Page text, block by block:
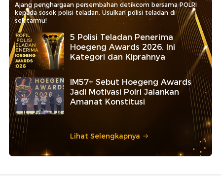
Ajang penghargaan persembahan detikcom bersama POLRI
kepada sosok polisi teladan. Usulkan polisi teladan di
sekitarmu!
5 Polisi Teladan Penerima
Hoegeng Awards 2026, Ini
Kategori dan Kiprahnya
IM57+ Sebut Hoegeng Awards
Jadi Motivasi Polri Jalankan
Amanat Konstitusi
Lihat Selengkapnya